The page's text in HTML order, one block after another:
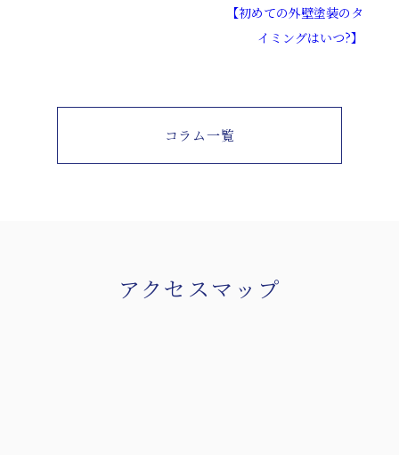
【初めての外壁塗装のタ
イミングはいつ?】
コラム一覧
アクセスマップ